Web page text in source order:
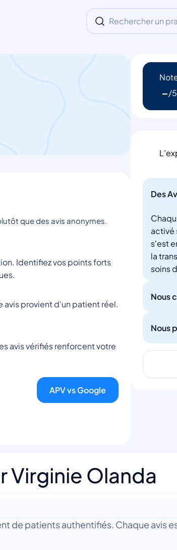
Rechercher un
que des avis anonymes.
Identifiez vos points forts
provient d'un patient réel.
avis vérifiés renforcent votre
APV vs Google
-
Des
activé
s'est
la
soins
Nous
Nous
Virginie Olanda
de patients authentifiés. Chaque avis